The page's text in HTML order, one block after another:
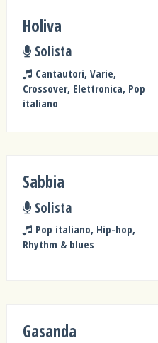
Holiva
Solista
Cantautori, Varie,
Crossover, Elettronica, Pop
italiano
Sabbia
Solista
Pop italiano, Hip-hop,
Rhythm & blues
Gasanda